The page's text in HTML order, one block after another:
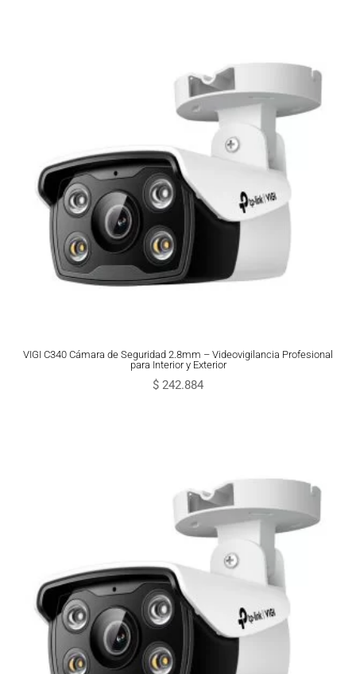
VIGI C340 Cámara de Seguridad 2.8mm – Videovigilancia Profesional
para Interior y Exterior
$ 242.884